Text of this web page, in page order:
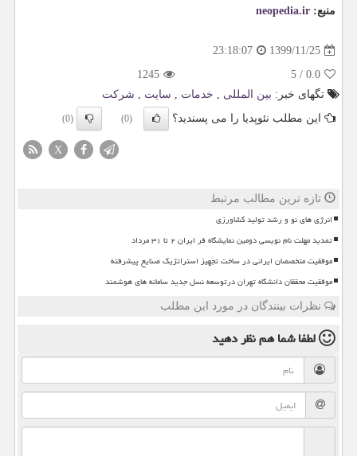
منبع: neopedia.ir
1399/11/25
23:18:07
0.0
/
5
1245
تگهای خبر: بین المللی , خدمات , سایت , شركت
این مطلب نئوپدیا را می پسندید؟
(0)
(0)
X
تازه ترین مطالب مرتبط
انرژی های نو و رشد تولید کشاورزی
تمدید مهلت نام نویسی دومین نمایشگاه فر ایران ۲ تا ۳۱ مرداد
موفقیت متخصصان ایرانی در ساخت تجهیز استراتژیک صنایع پیشرفته
موفقیت محققان دانشگاه تهران درتوسعه نسل جدید سامانه های هوشمند
نظرات بینندگان در مورد این مطلب
لطفا شما همنظر دهید